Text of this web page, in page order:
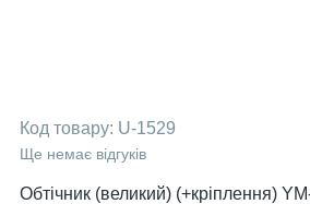
Код товару: U-1529
Ще немає відгуків
Обтічник (великий) (+кріплення)